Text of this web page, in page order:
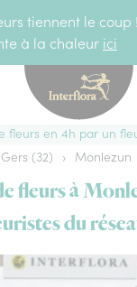
tiennent le
à la chaleur ici
fleurs en 4h par un
Gers (32) › Monlezun
fleurs à
du